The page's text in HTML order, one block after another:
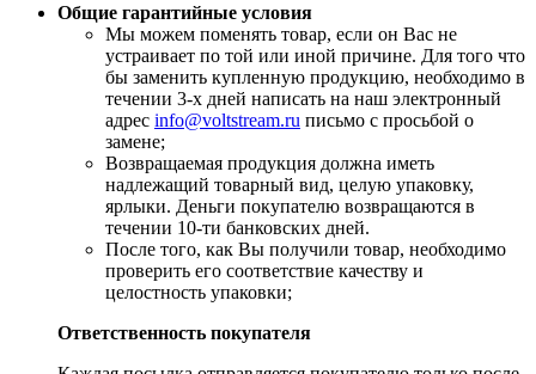
Общие гарантийные условия
​Мы можем поменять товар, если он Вас не
устраивает по той или иной причине. Для того что
бы заменить купленную продукцию, необходимо в
течении 3-х дней написать на наш электронный
адрес info@voltstream.ru письмо с просьбой о
замене;
Возвращаемая продукция должна иметь
надлежащий товарный вид, целую упаковку,
ярлыки. Деньги покупателю возвращаются в
течении 10-ти банковских дней.
​После того, как Вы получили товар, необходимо
проверить его соответствие качеству и
целостность упаковки;
Ответственность покупателя